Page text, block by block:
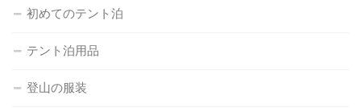
初めてのテント泊
テント泊用品
登山の服装